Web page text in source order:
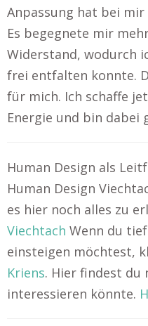
Anpassung hat bei
Es begegnete mir
Widerstand, wodurch
frei entfalten konnte.
für mich. Ich schaffe
Energie und bin dabei
Human Design als
Human Design
es hier noch alles zu
Viechtach Wenn du
einsteigen möchtest,
Kriens. Hier findest du
interessieren könnte.